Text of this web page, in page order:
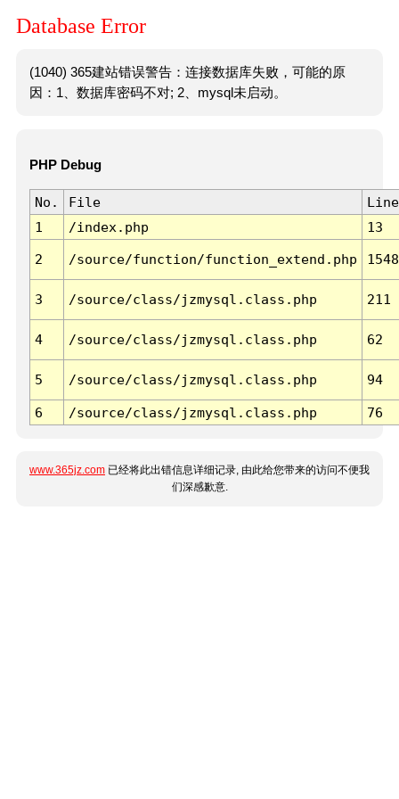
Database Error
(1040) 365建站错误警告：连接数据库失败，可能的原
因：1、数据库密码不对; 2、mysql未启动。
PHP Debug
No. File
Line
1
/index.php 13
2 /source/function/function_extend.php 1548
3 /source/class/jzmysql.class.php 211
4 /source/class/jzmysql.class.php 62
5 /source/class/jzmysql.class.php 94
6 /source/class/jzmysql.class.php 76
www.365jz.com 已经将此出错信息详细记录, 由此给您带来的访问不便我
们深感歉意.